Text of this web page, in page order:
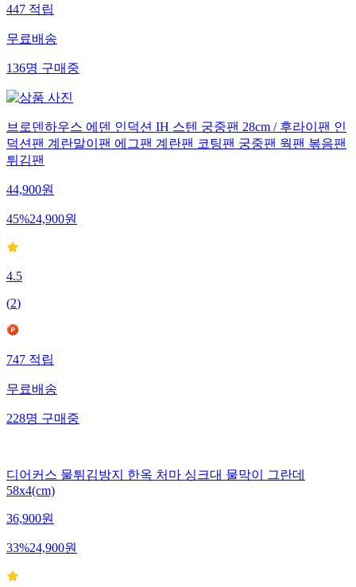
447적립
무료배송
136명구매중
브로덴하우스 에덴 인덕션 IH 스텐 궁중팬 28cm / 후라이팬 인
덕션팬 계란말이팬 에그팬 계란팬 코팅팬 궁중팬 웍팬 볶음팬
튀김팬
44,900원
45%24,900원
4.5
(2)
747적립
무료배송
228명구매중
디어커스 물튀김방지 한옥 처마 싱크대 물막이 그란데
58x4(cm)
36,900원
33%24,900원